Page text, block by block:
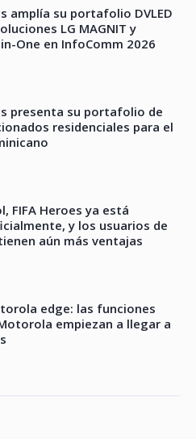
amplía su portafolio DVLED
LG MAGNIT y
One en InfoComm 2026
presenta su portafolio de
residenciales para el
FIFA Heroes ya está
y los usuarios de
aún más ventajas
edge: las funciones
empiezan a llegar a